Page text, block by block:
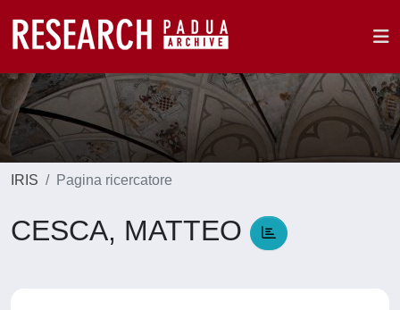
IRIS Pagina ricercatore
CESCA, MATTEO